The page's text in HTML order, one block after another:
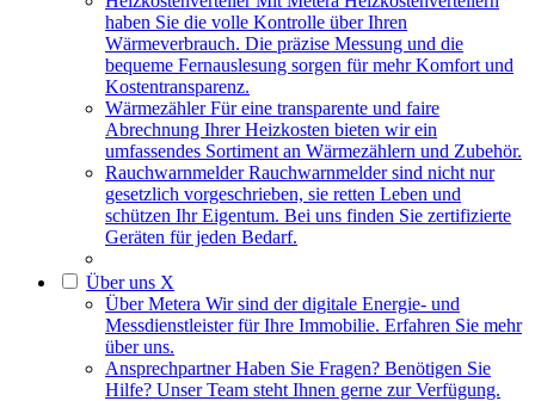
haben Sie die volle Kontrolle über Ihren
Wärmeverbrauch. Die präzise Messung und die
bequeme Fernauslesung sorgen für mehr Komfort und
Kostentransparenz.
Wärmezähler Für eine transparente und faire
Abrechnung Ihrer Heizkosten bieten wir ein
umfassendes Sortiment an Wärmezählern und Zubehör.
Rauchwarnmelder Rauchwarnmelder sind nicht nur
gesetzlich vorgeschrieben, sie retten Leben und
schützen Ihr Eigentum. Bei uns finden Sie zertifizierte
Geräten für jeden Bedarf.
Über uns X
Über Metera Wir sind der digitale Energie- und
Messdienstleister für Ihre Immobilie. Erfahren Sie mehr
über uns.
Ansprechpartner Haben Sie Fragen? Benötigen Sie
Hilfe? Unser Team steht Ihnen gerne zur Verfügung.